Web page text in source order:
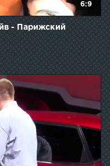
6:9
- Парижский